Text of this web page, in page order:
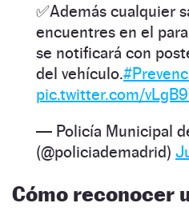
✅Además cualquier
encuentres en el
se notificará con
del vehículo.
pic.twitter.com/
— Policía Municipal
(@policiademadrid)
Cómo reconocer